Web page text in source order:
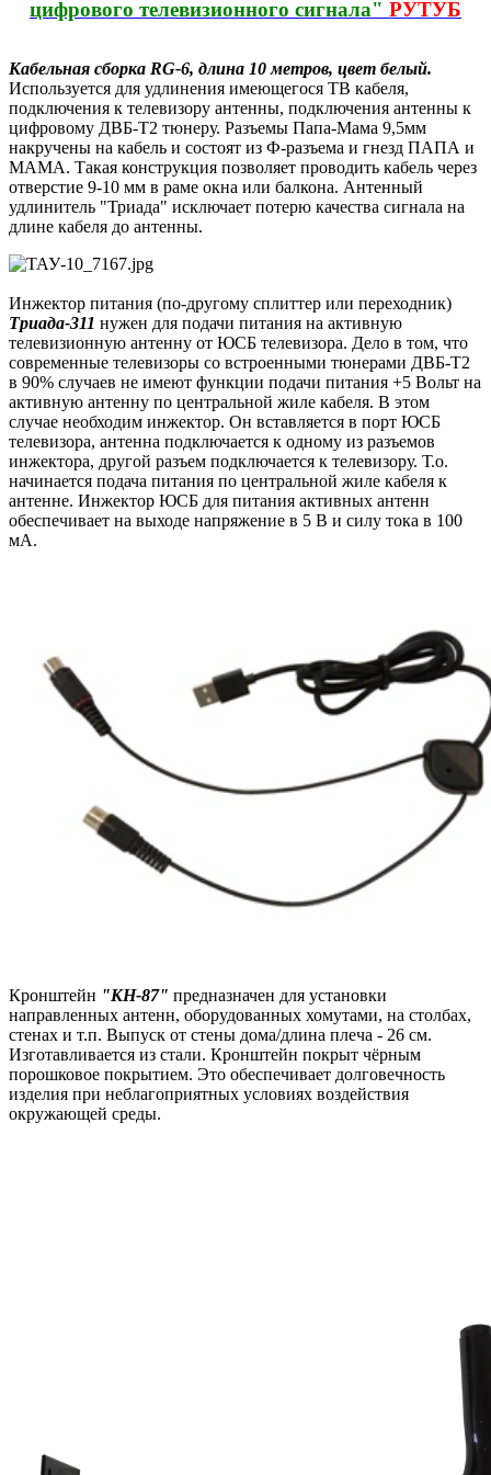
цифрового телевизионного сигнала" РУТУБ
Кабельная сборка RG-6, длина 10 метров, цвет белый.
Используется для удлинения имеющегося ТВ кабеля,
подключения к телевизору антенны, подключения антенны к
цифровому ДВБ-T2 тюнеру. Разъемы Папа-Мама 9,5мм
накручены на кабель и состоят из Ф-разъема и гнезд ПАПА и
МАМА. Такая конструкция позволяет проводить кабель через
отверстие 9-10 мм в раме окна или балкона. Антенный
удлинитель "Триада" исключает потерю качества сигнала на
длине кабеля до антенны.
Инжектор питания (по-другому сплиттер или переходник)
Триада-311 нужен для подачи питания на активную
телевизионную антенну от ЮСБ телевизора. Дело в том, что
современные телевизоры со встроенными тюнерами ДВБ-T2
в 90% случаев не имеют функции подачи питания +5 Вольт на
активную антенну по центральной жиле кабеля. В этом
случае необходим инжектор. Он вставляется в порт ЮСБ
телевизора, антенна подключается к одному из разъемов
инжектора, другой разъем подключается к телевизору. Т.о.
начинается подача питания по центральной жиле кабеля к
антенне. Инжектор ЮСБ для питания активных антенн
обеспечивает на выходе напряжение в 5 В и силу тока в 100
мА.
Кронштейн "КН-87" предназначен для установки
направленных антенн, оборудованных хомутами, на столбах,
стенах и т.п. Выпуск от стены дома/длина плеча - 26 см.
Изготавливается из стали. Кронштейн покрыт чёрным
порошковое покрытием. Это обеспечивает долговечность
изделия при неблагоприятных условиях воздействия
окружающей среды.